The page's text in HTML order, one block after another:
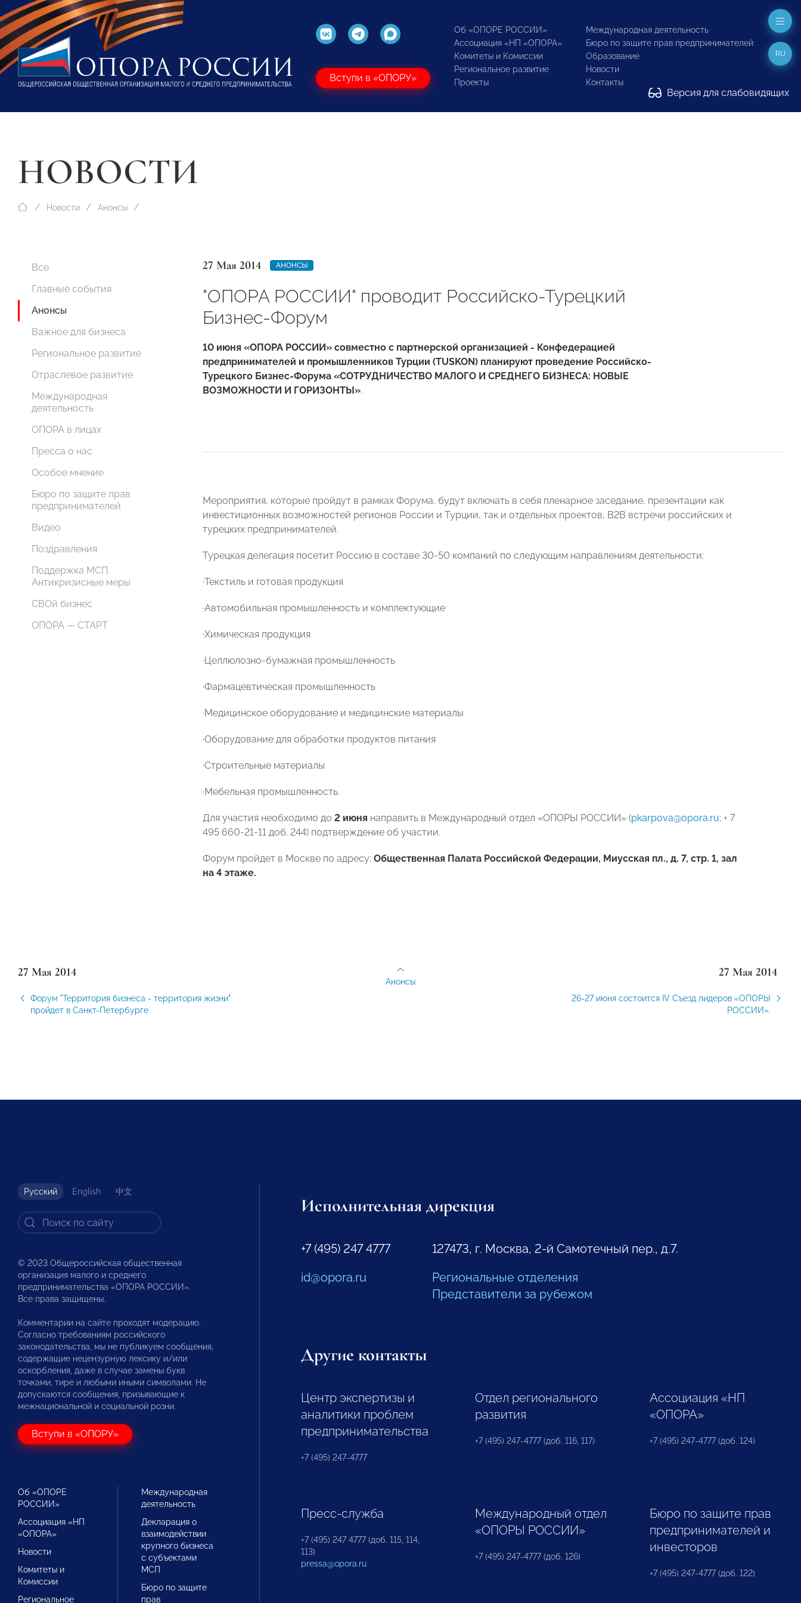
Вступи в «ОПОРУ»
Об «ОПОРЕ РОССИИ»
Ассоциация «НП «ОПОРА»
Комитеты и Комиссии
Региональное развитие
Проекты
Международная деятельность
Бюро по защите прав предпринимателей
Образование
Новости
Контакты
Версия для слабовидящих
RU
НОВОСТИ
Новости Анонсы
Все
Главные события
Анонсы
Важное для бизнеса
Региональное развитие
Отраслевое развитие
Международная
деятельность
ОПОРА в лицах
Пресса о нас
Особое мнение
Бюро по защите прав
предпринимателей
Видео
Поздравления
Поддержка МСП.
Антикризисные меры
СВОй бизнес
ОПОРА — СТАРТ
27 Мая 2014 АНОНСЫ
"ОПОРА РОССИИ" проводит Российско-Турецкий
Бизнес-Форум
10 июня «ОПОРА РОССИИ» совместно с партнерской организацией - Конфедерацией
предпринимателей и промышленников Турции (TUSKON) планируют проведение Российско-
Турецкого Бизнес-Форума «СОТРУДНИЧЕСТВО МАЛОГО И СРЕДНЕГО БИЗНЕСА: НОВЫЕ
ВОЗМОЖНОСТИ И ГОРИЗОНТЫ».
Мероприятия, которые пройдут в рамках Форума, будут включать в себя пленарное заседание, презентации как
инвестиционных возможностей регионов России и Турции, так и отдельных проектов, В2В встречи российских и
турецких предпринимателей.
Турецкая делегация посетит Россию в составе 30-50 компаний по следующим направлениям деятельности:
·Текстиль и готовая продукция
·Автомобильная промышленность и комплектующие
·Химическая продукция
·Целлюлозно-бумажная промышленность
·Фармацевтическая промышленность
·Медицинское оборудование и медицинские материалы
·Оборудование для обработки продуктов питания
·Строительные материалы
·Мебельная промышленность.
Для участия необходимо до 2 июня направить в Международный отдел «ОПОРЫ РОССИИ» (pkarpova@opora.ru; + 7
495 660-21-11 доб. 244) подтверждение об участии.
Форум пройдет в Москве по адресу: Общественная Палата Российской Федерации, Миусская пл., д. 7, стр. 1, зал
на 4 этаже.
27 Мая 2014
Форум "Территория бизнеса - территория жизни"
пройдет в Санкт-Петербурге
27 Мая 2014
26-27 июня состоится IV Съезд лидеров «ОПОРЫ
РОССИИ».
Анонсы
Русский English 中文
© 2023 Общероссийская общественная
организация малого и среднего
предпринимательства «ОПОРА РОССИИ».
Все права защищены.
Комментарии на сайте проходят модерацию.
Согласно требованиям российского
законодательства, мы не публикуем сообщения,
содержащие нецензурную лексику и/или
оскорбления, даже в случае замены букв
точками, тире и любыми иными символами. Не
допускаются сообщения, призывающие к
межнациональной и социальной розни.
Вступи в «ОПОРУ»
Об «ОПОРЕ
РОССИИ»
Ассоциация «НП
«ОПОРА»
Новости
Комитеты и
Комиссии
Региональное
Международная
деятельность
Декларация о
взаимодействии
крупного бизнеса
с субъектами
МСП
Бюро по защите
прав
Исполнительная дирекция
+7 (495) 247 4777
id@opora.ru
127473, г. Москва, 2-й Самотечный пер., д.7.
Региональные отделения
Представители за рубежом
Другие контакты
Центр экспертизы и
аналитики проблем
предпринимательства
+7 (495) 247-4777
Отдел регионального
развития
+7 (495) 247-4777 (доб. 116, 117)
Ассоциация «НП
«ОПОРА»
+7 (495) 247-4777 (доб. 124)
Пресс-служба
+7 (495) 247 4777 (доб. 115, 114,
113)
pressa@opora.ru
Международный отдел
«ОПОРЫ РОССИИ»
+7 (495) 247-4777 (доб. 126)
Бюро по защите прав
предпринимателей и
инвесторов
+7 (495) 247-4777 (доб. 122)